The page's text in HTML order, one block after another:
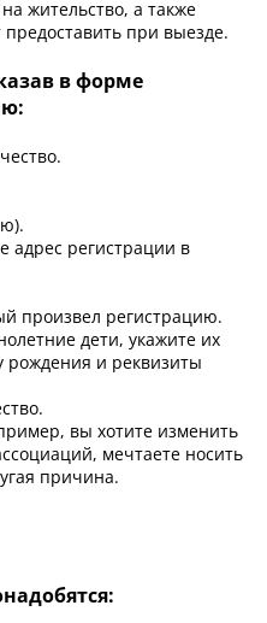
жительство, а также
при выезде.
в форме
адрес регистрации в
произвел регистрацию.
дети, укажите их
рождения и реквизиты
вы хотите изменить
мечтаете носить
причина.